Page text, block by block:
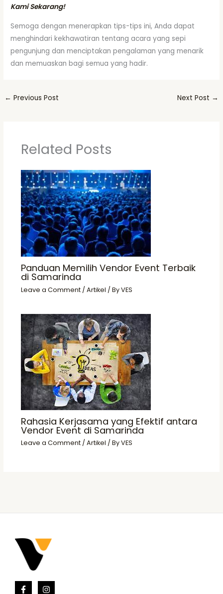
Kami Sekarang!
Semoga dengan menerapkan tips-tips ini, Anda dapat
menghindari kekhawatiran tentang acara yang sepi
pengunjung dan menciptakan pengalaman yang menarik
dan memuaskan bagi semua yang hadir.
← Previous Post Next Post →
Related Posts
Panduan Memilih Vendor Event Terbaik
di Samarinda
Leave a Comment / Artikel / ByVES
Rahasia Kerjasama yang Efektif antara
Vendor Event di Samarinda
Leave a Comment / Artikel / ByVES